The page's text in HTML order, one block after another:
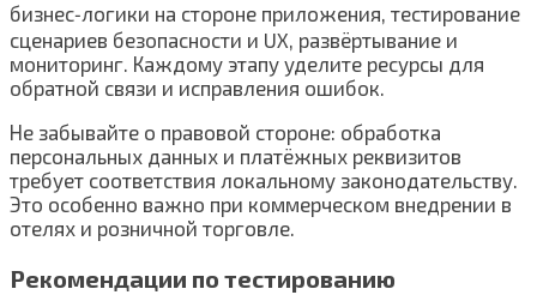
бизнес‑логики на стороне приложения, тестирование
сценариев безопасности и UX, развёртывание и
мониторинг. Каждому этапу уделите ресурсы для
обратной связи и исправления ошибок.
Не забывайте о правовой стороне: обработка
персональных данных и платёжных реквизитов
требует соответствия локальному законодательству.
Это особенно важно при коммерческом внедрении в
отелях и розничной торговле.
Рекомендации по тестированию